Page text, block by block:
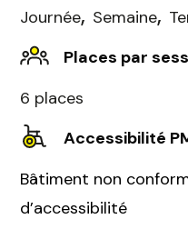
Journée, Semaine,
Places par
6 places
Accessibilité
Bâtiment non
d’accessibilité